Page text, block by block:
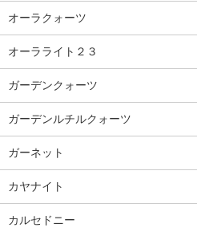
オーラクォーツ
オーラライト２３
ガーデンクォーツ
ガーデンルチルクォーツ
ガーネット
カヤナイト
カルセドニー